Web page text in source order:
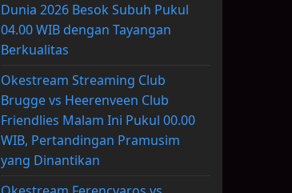
Dunia 2026 Besok Subuh Pukul
04.00 WIB dengan Tayangan
Berkualitas
Okestream Streaming Club
Brugge vs Heerenveen Club
Friendlies Malam Ini Pukul 00.00
WIB, Pertandingan Pramusim
yang Dinantikan